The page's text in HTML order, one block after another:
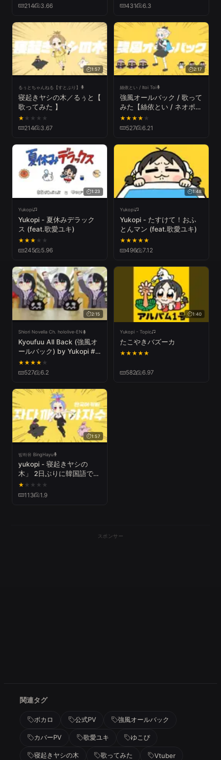
214 3.66 431 6.3
1:57
るぅとちゃんねる【すとぷり】
寝起きヤシの木／るぅと【
歌ってみた 】
★ ★ ★ ★ ★
214 3.67
2:17
絲依とい / Itoi Toi
強風オールバック / 歌って
みた【絲依とい / ネオポル
テ】
★★★★ ★
527 6.21
1:23
Yukopi
Yukopi - 夏休みデラック
ス (feat.歌愛ユキ)
★★★ ★ ★
245 5.96
1:48
Yukopi
Yukopi - たすけて！おふ
とんマン (feat.歌愛ユキ)
★★★★★
496 7.12
2:15
Shiori Novella Ch. hololive-EN
Kyoufuu All Back (強風オ
ールバック) by Yukopi #
歌ってみた #vocaloid
#cover
★★★★ ★
527 6.2
1:40
Yukopi - Topic
たこやきバズーカ
★★★★★
582 6.97
1:57
빙하유 BingHayu
yukopi - 寝起きヤシの
木」 2日ぶりに韓国語で歌
ってみた！┃cover by
Bing Hayu
★ ★ ★ ★ ★
113 1.9
スポンサー
関連タグ
ボカロ 公式PV 強風オールバック
カバーPV 歌愛ユキ ゆこぴ
寝起きヤシの木 歌ってみた Vtuber